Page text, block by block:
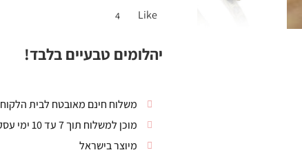
Like
4
יהלומים טבעיים בלבד!
משלוח חינם מאובטח לבית הלקוח
מוכן למשלוח תוך 7 עד 10 ימי עסקים
מיוצר בישראל